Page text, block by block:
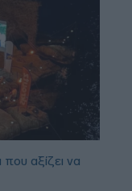
που αξίζει να